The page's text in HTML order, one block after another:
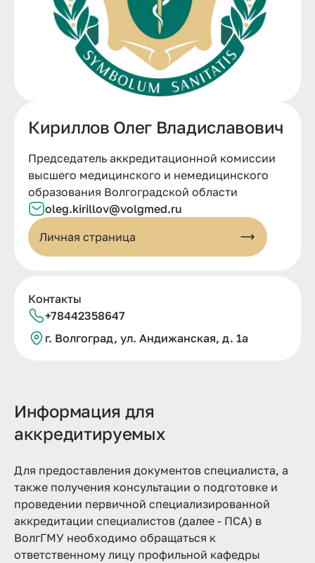
Кириллов Олег Владиславович
Председатель аккредитационной комиссии
высшего медицинского и немедицинского
образования Волгоградской области
oleg.kirillov@volgmed.ru
Личная страница
Контакты
+78442358647
г. Волгоград, ул. Андижанская, д. 1а
Информация для
аккредитируемых
Для предоставления документов специалиста, а
также получения консультации о подготовке и
проведении первичной специализированной
аккредитации специалистов (далее - ПСА) в
ВолгГМУ необходимо обращаться к
ответственному лицу профильной кафедры